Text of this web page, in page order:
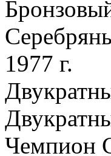
1977 г.
Чемпион